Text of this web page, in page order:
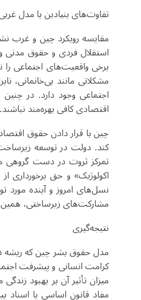
تفاوت‌های بنیادین با مدل
مقایسه رویکرد چین و غرب
استقلال فردی و حقوق مدنی
برخی واقعیت‌های اجتماعی را
مشکلاتی مانند بی‌خانمانی،
اجتماعی وجود دارد. در
اقتصادی کافی بهره‌مند نباشند.
چین با قرار دادن حقوق
کند. دولت در توسعه
تمرکز ثروت در دست گروهی
اکولوژیک» و حق برخورداری
نسل‌های امروز و آینده مورد
مشارکت‌های زیرساختی، همین
نتیجه‌گیری
مدل حقوق بشر چین که ریشه
کرامت انسانی و پیشرفت
میزان تأثیر آن بر بهبود
مفاد قانون اساسی یا اسناد